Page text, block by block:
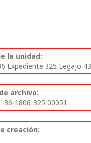
la unidad:
Expediente 325 Legajo 43
archivo:
36-1806-325-00051
creación: